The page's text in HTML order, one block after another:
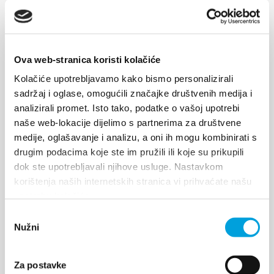
Ova web-stranica koristi kolačiće
Kolačiće upotrebljavamo kako bismo personalizirali
sadržaj i oglase, omogućili značajke društvenih medija i
analizirali promet. Isto tako, podatke o vašoj upotrebi
naše web-lokacije dijelimo s partnerima za društvene
medije, oglašavanje i analizu, a oni ih mogu kombinirati s
drugim podacima koje ste im pružili ili koje su prikupili
dok ste upotrebljavali njihove usluge. Nastavkom
korištenja naših internetskih stranica vi prihvaćate našu
pristanka
Nužni
Za postavke
Kaštel Stari
Ahogy a név is mondja, Kaštel Stariban 1476-ban a
trogiri földesúr, író, humanista és hadbiztos Cipico
Koriolan egy tengeri sziklán megépítette kastélyát.
a szárazföldtől és mozgóhíddal (brvno –...
FEDEZD FEL